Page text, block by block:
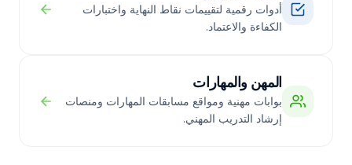
أدوات رقمية لتقييمات نقاط النهاية واختبارات
الكفاءة والاعتماد.
المهن والمهارات
بوابات مهنية ومواقع مسابقات المهارات ومنصات
إرشاد التدريب المهني.